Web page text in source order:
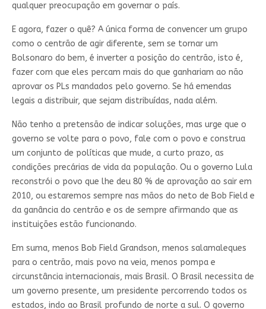
qualquer preocupação em governar o país.
E agora, fazer o quê? A única forma de convencer um grupo
como o centrão de agir diferente, sem se tornar um
Bolsonaro do bem, é inverter a posição do centrão, isto é,
fazer com que eles percam mais do que ganhariam ao não
aprovar os PLs mandados pelo governo. Se há emendas
legais a distribuir, que sejam distribuídas, nada além.
Não tenho a pretensão de indicar soluções, mas urge que o
governo se volte para o povo, fale com o povo e construa
um conjunto de políticas que mude, a curto prazo, as
condições precárias de vida da população. Ou o governo Lula
reconstrói o povo que lhe deu 80 % de aprovação ao sair em
2010, ou estaremos sempre nas mãos do neto de Bob Field e
da ganância do centrão e os de sempre afirmando que as
instituições estão funcionando.
Em suma, menos Bob Field Grandson, menos salamaleques
para o centrão, mais povo na veia, menos pompa e
circunstância internacionais, mais Brasil. O Brasil necessita de
um governo presente, um presidente percorrendo todos os
estados, indo ao Brasil profundo de norte a sul. O governo